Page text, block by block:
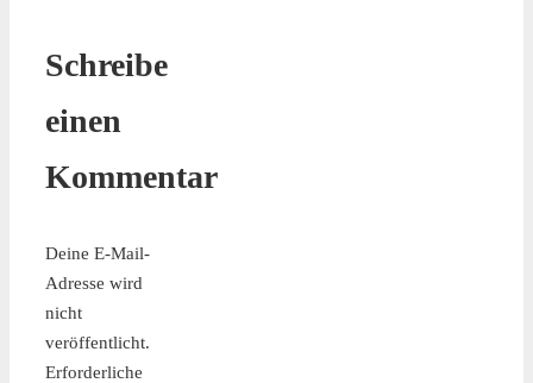
Schreibe
einen
Kommentar
Deine E-Mail-
Adresse wird
nicht
veröffentlicht.
Erforderliche